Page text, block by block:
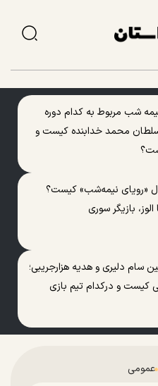
شب مربوط به کدام دوره
محمد خدابنده کیست و
«رویای نیمه‌شب» کیست؟
الوز، بازیگر سوری
سام دلیری و هدیه هزارجریبی؛
کیست و درکدام تیم بازی
عمومی